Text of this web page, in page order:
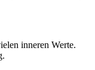
inneren Werte.